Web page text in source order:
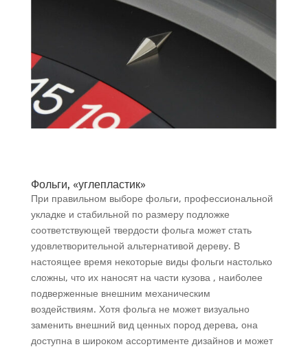
Фольги, «углепластик»
При правильном выборе фольги, профессиональной
укладке и стабильной по размеру подложке
соответствующей твердости фольга может стать
удовлетворительной альтернативой дереву. В
настоящее время некоторые виды фольги настолько
сложны, что их наносят на части кузова , наиболее
подверженные внешним механическим
воздействиям. Хотя фольга не может визуально
заменить внешний вид ценных пород дерева, она
доступна в широком ассортименте дизайнов и может